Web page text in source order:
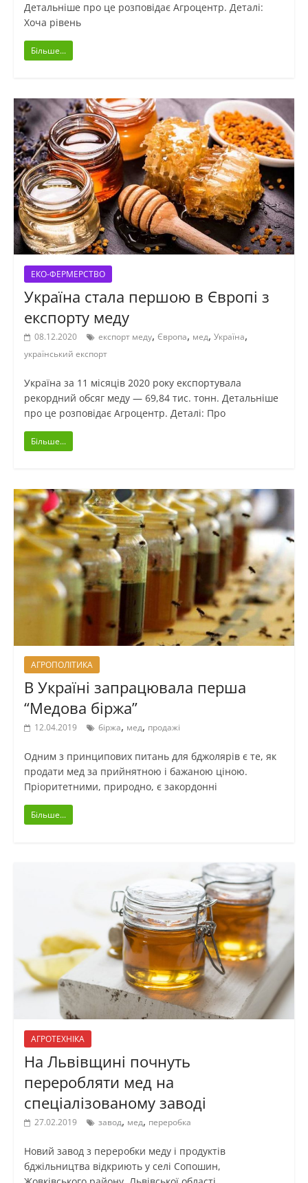
Детальніше про це розповідає Агроцентр. Деталі:
Хоча рівень
Більше...
ЕКО-ФЕРМЕРСТВО
Україна стала першою в Європі з
експорту меду
08.12.2020 експорт меду, Європа, мед, Україна,
український експорт
Україна за 11 місяців 2020 року експортувала
рекордний обсяг меду — 69,84 тис. тонн. Детальніше
про це розповідає Агроцентр. Деталі: Про
Більше...
АГРОПОЛІТИКА
В Україні запрацювала перша
“Медова біржа”
12.04.2019 біржа, мед, продажі
Одним з принципових питань для бджолярів є те, як
продати мед за прийнятною і бажаною ціною.
Пріоритетними, природно, є закордонні
Більше...
АГРОТЕХНІКА
На Львівщині почнуть
переробляти мед на
спеціалізованому заводі
27.02.2019 завод, мед, переробка
Новий завод з переробки меду і продуктів
бджільництва відкриють у селі Сопошин,